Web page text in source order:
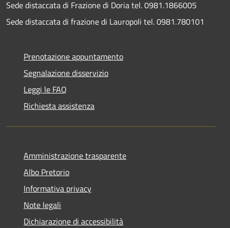
Sede distaccata di Frazione di Doria tel. 0981.1866005
Sede distaccata di frazione di Lauropoli tel. 0981.780101
Prenotazione appuntamento
Segnalazione disservizio
Leggi le FAQ
Richiesta assistenza
Amministrazione trasparente
Albo Pretorio
Informativa privacy
Note legali
Dichiarazione di accessibilità